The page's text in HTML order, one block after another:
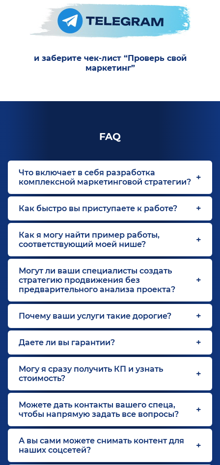
и заберите чек-лист “Проверь свой
маркетинг”
FAQ
Что включает в себя разработка
комплексной маркетинговой стратегии?
Как быстро вы приступаете к работе?
Как я могу найти пример работы,
соответствующий моей нише?
Могут ли ваши специалисты создать
стратегию продвижения без
предварительного анализа проекта?
Почему ваши услуги такие дорогие?
Даете ли вы гарантии?
Могу я сразу получить КП и узнать
стоимость?
Можете дать контакты вашего спеца,
чтобы напрямую задать все вопросы?
А вы сами можете снимать контент для
наших соцсетей?